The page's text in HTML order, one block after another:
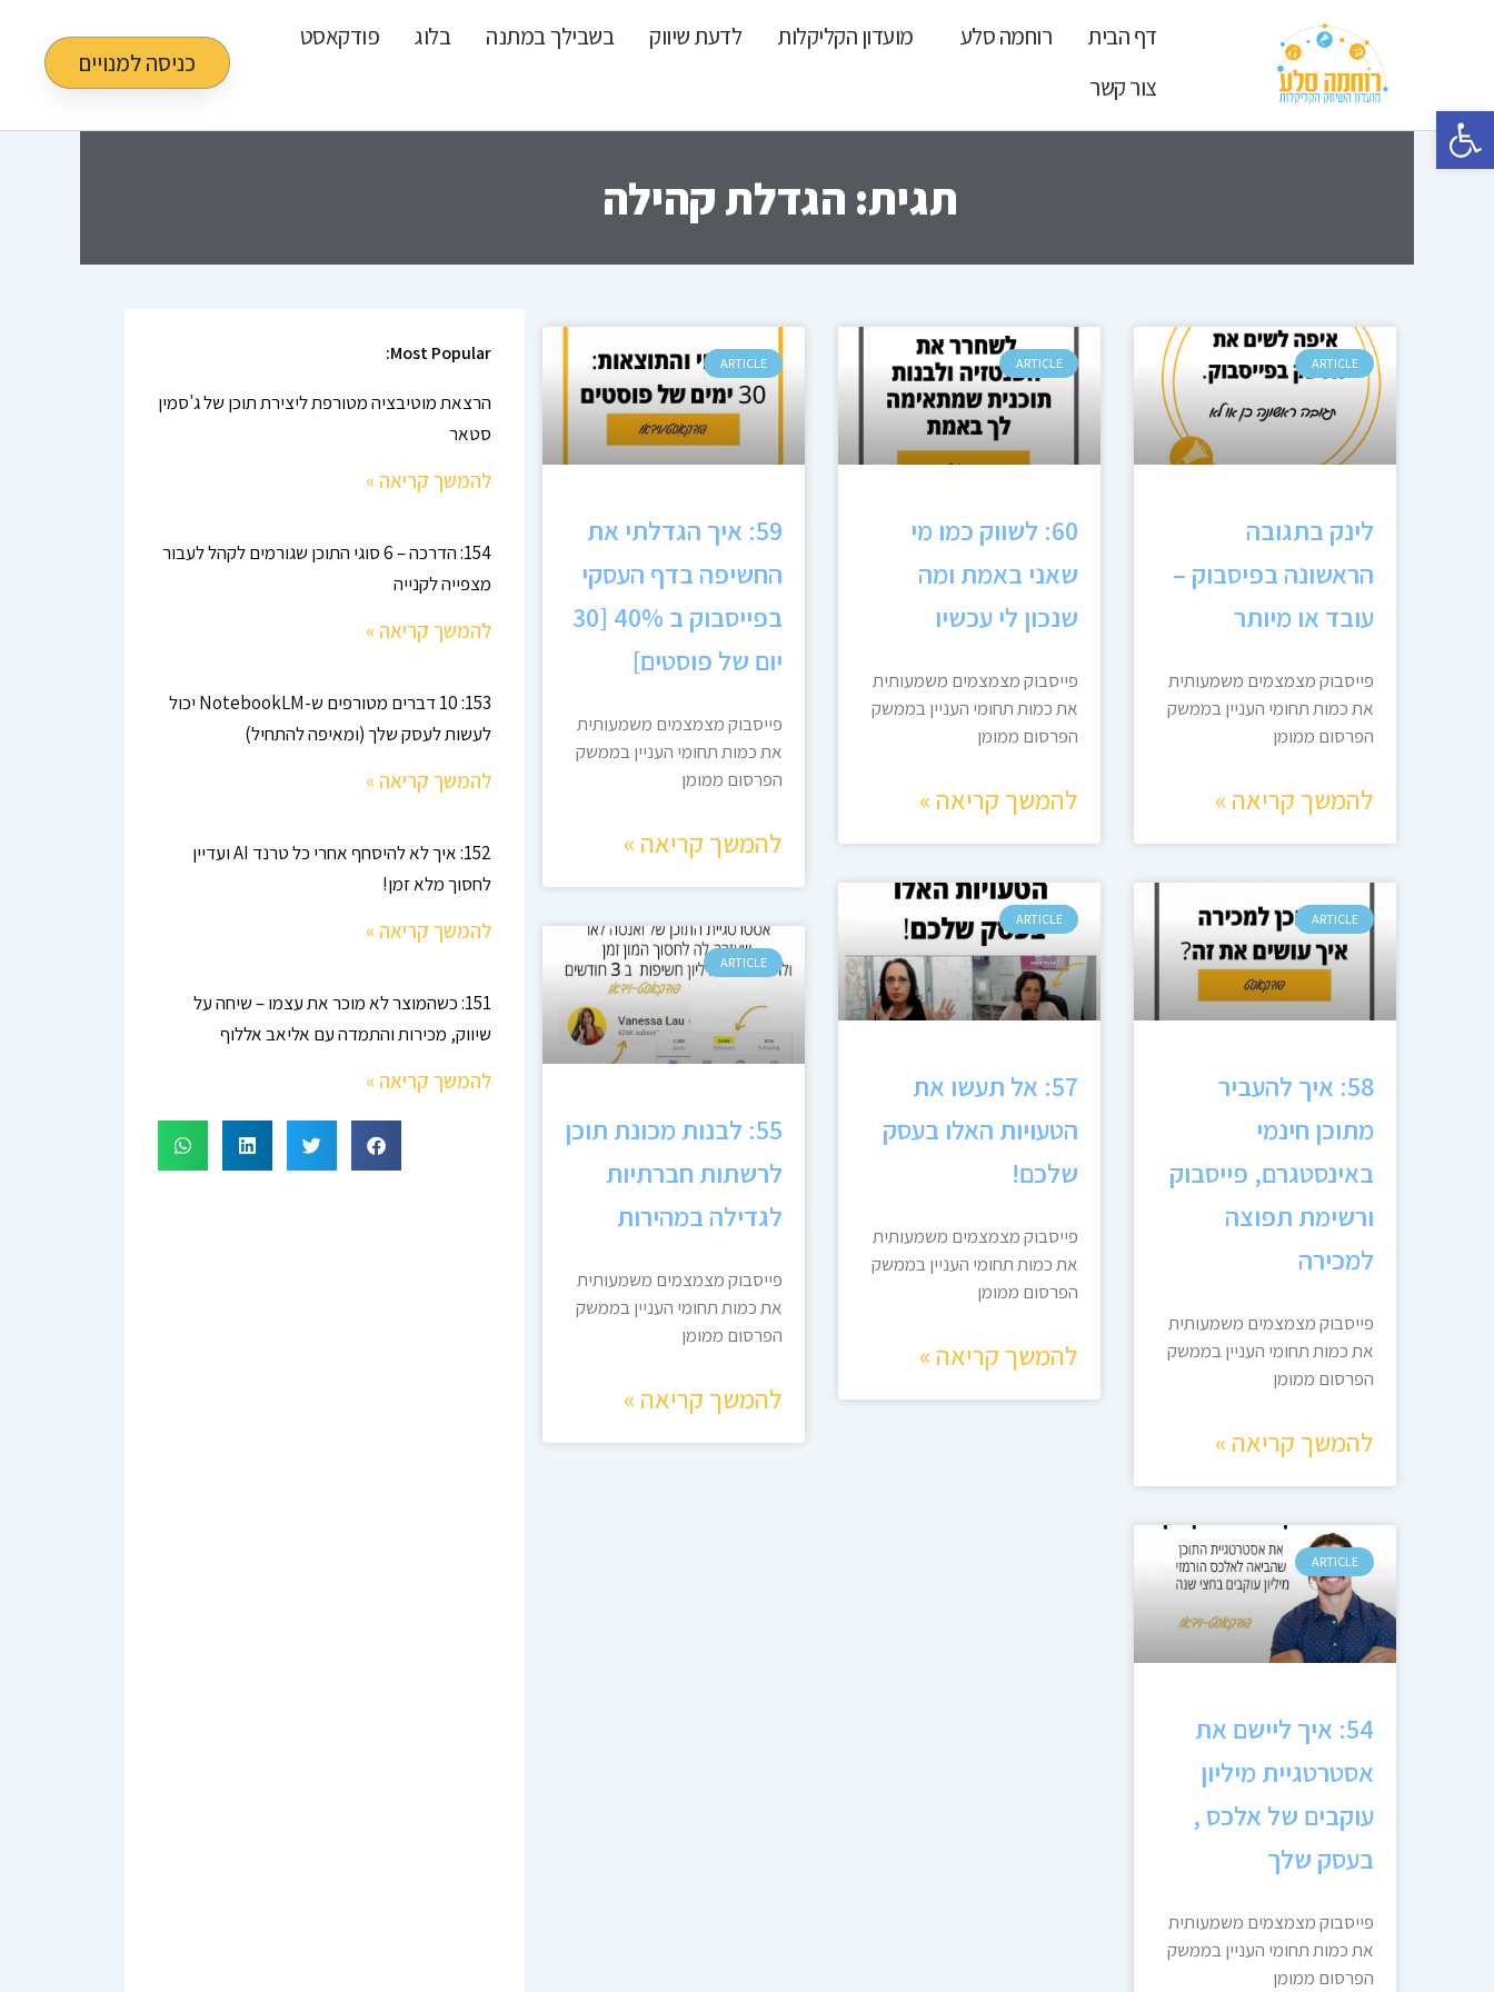
פתח סרגל נגישות
דף הבית רוחמה סלע מועדון הקליקלות לדעת שיווק בשבילך במתנה בלוג
פודקאסט
צור קשר
כניסה למנויים
תגית: הגדלת קהילה
ARTICLE
לינק בתגובה
הראשונה בפיסבוק –
עובד או מיותר
פייסבוק מצמצמים משמעותית
את כמות תחומי העניין בממשק
הפרסום ממומן
להמשך קריאה »
ARTICLE
60: לשווק כמו מי
שאני באמת ומה
שנכון לי עכשיו
פייסבוק מצמצמים משמעותית
את כמות תחומי העניין בממשק
הפרסום ממומן
להמשך קריאה »
ARTICLE
59: איך הגדלתי את
החשיפה בדף העסקי
בפייסבוק ב 40% [30
יום של פוסטים]
פייסבוק מצמצמים משמעותית
את כמות תחומי העניין בממשק
הפרסום ממומן
להמשך קריאה »
ARTICLE
58: איך להעביר
מתוכן חינמי
באינסטגרם, פייסבוק
ורשימת תפוצה
למכירה
פייסבוק מצמצמים משמעותית
את כמות תחומי העניין בממשק
הפרסום ממומן
להמשך קריאה »
ARTICLE
57: אל תעשו את
הטעויות האלו בעסק
שלכם!
פייסבוק מצמצמים משמעותית
את כמות תחומי העניין בממשק
הפרסום ממומן
להמשך קריאה »
ARTICLE
55: לבנות מכונת תוכן
לרשתות חברתיות
לגדילה במהירות
פייסבוק מצמצמים משמעותית
את כמות תחומי העניין בממשק
הפרסום ממומן
להמשך קריאה »
ARTICLE
54: איך ליישם את
אסטרטגיית מיליון
עוקבים של אלכס ,
בעסק שלך
פייסבוק מצמצמים משמעותית
את כמות תחומי העניין בממשק
הפרסום ממומן
עמודעמוד
Most Popular:
הרצאת מוטיבציה מטורפת ליצירת תוכן של ג'סמין
סטאר
להמשך קריאה »
154: הדרכה – 6 סוגי התוכן שגורמים לקהל לעבור
מצפייה לקנייה
להמשך קריאה »
153: 10 דברים מטורפים ש-NotebookLM יכול
לעשות לעסק שלך (ומאיפה להתחיל)
להמשך קריאה »
152: איך לא להיסחף אחרי כל טרנד AI ועדיין
לחסוך מלא זמן!
להמשך קריאה »
151: כשהמוצר לא מוכר את עצמו – שיחה על
שיווק, מכירות והתמדה עם אליאב אללוף
להמשך קריאה »